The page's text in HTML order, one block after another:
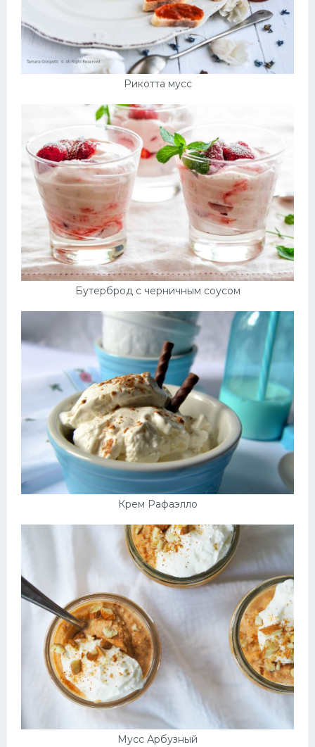
Рикотта мусс
Бутерброд с черничным соусом
Крем Рафаэлло
Мусс Арбузный